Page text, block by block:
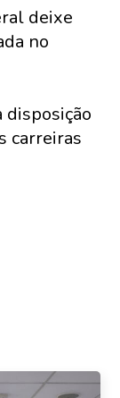
deixe
no
disposição
carreiras